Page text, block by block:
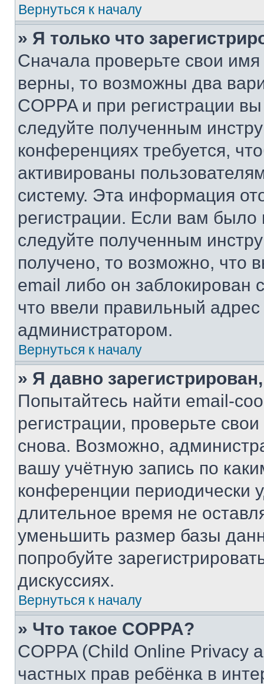
Вернуться к началу
» Я только что
Сначала проверьте свои
верны, то возможны два
COPPA и при регистрации
следуйте полученным
конференциях требуется,
активированы
систему. Эта информация
регистрации. Если вам
следуйте полученным
получено, то возможно, что
email либо он
что ввели правильный адрес
администратором.
Вернуться к началу
» Я давно
Попытайтесь найти email-
регистрации, проверьте
снова. Возможно,
вашу учётную запись по
конференции периодически
длительное время не
уменьшить размер базы
попробуйте
дискуссиях.
Вернуться к началу
» Что такое COPPA?
COPPA (Child Online Privacy
частных прав ребёнка в